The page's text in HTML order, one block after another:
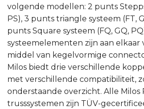
volgende modellen: 2 punts
PS), 3 punts triangle systeem (FT,
punts Square systeem (FQ, GQ,
systeemelementen zijn aan
middel van kegelvormige
Milos biedt drie verschillende
met verschillende compatibiliteit,
onderstaande overzicht. Alle Milos
trusssystemen zijn TÜV-